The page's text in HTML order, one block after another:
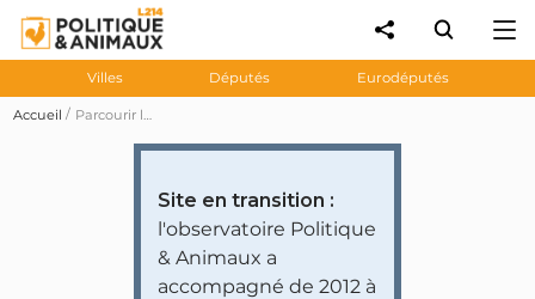
Villes Députés Eurodéputés
Accueil Parcourir les prises de position des personnalités et partis politiques
Site en transition :
l'observatoire Politique
& Animaux a
accompagné de 2012 à